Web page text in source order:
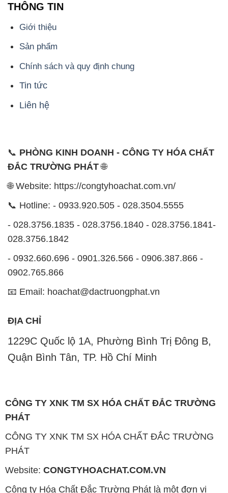
THÔNG TIN
Giới thiệu
Sản phẩm
Chính sách và quy định chung
Tin tức
Liên hệ
📞 PHÒNG KINH DOANH - CÔNG TY HÓA CHẤT
ĐẮC TRƯỜNG PHÁT🌐
🌐 Website: https://congtyhoachat.com.vn/
📞 Hotline: - 0933.920.505 - 028.3504.5555
- 028.3756.1835 - 028.3756.1840 - 028.3756.1841-
028.3756.1842
- 0932.660.696 - 0901.326.566 - 0906.387.866 -
0902.765.866
📧 Email: hoachat@dactruongphat.vn
ĐỊA CHỈ
1229C Quốc lộ 1A, Phường Bình Trị Đông B,
Quận Bình Tân, TP. Hồ Chí Minh
CÔNG TY XNK TM SX HÓA CHẤT ĐẮC TRƯỜNG
PHÁT
CÔNG TY XNK TM SX HÓA CHẤT ĐẮC TRƯỜNG
PHÁT
Website: CONGTYHOACHAT.COM.VN
Công ty Hóa Chất Đắc Trường Phát là một đơn vị